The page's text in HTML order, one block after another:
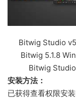
Bitwig Studio
Bitwig 5.1.8
Bitwig Studio
安装方法：
已获得查看权限安